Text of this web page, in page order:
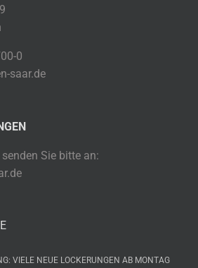
0
saar.de
Sie bitte an:
VIELE NEUE LOCKERUNGEN AB MONTAG